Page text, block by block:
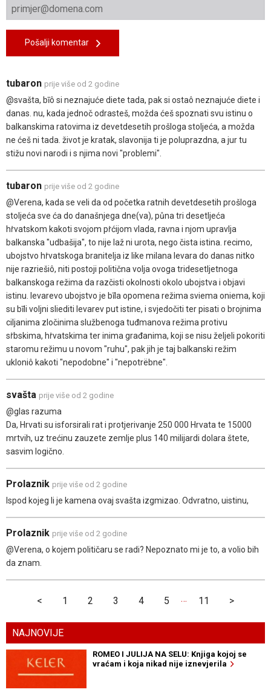
Pošalji komentar
tubaron prije više od 2 godine
@svašta, bīô si neznajuće diete tada, pak si ostaô neznajuće diete i
danas. nu, kada jednoč odrasteš, možda ćeš spoznati svu istinu o
balkanskima ratovima iz devetdesetih prošloga stoljeća, a možda
ne ćeš ni tada. život je kratak, slavonija ti je poluprazdna, a jur tu
stižu novi narodi i s njima novi "problemi".
tubaron prije više od 2 godine
@Verena, kada se veli da od početka ratnih devetdesetih prošloga
stoljeća sve ća do današnjega dne(va), půna tri desetljeća
hṙvatskom kakoti svojom pṙćijom vlada, ravna i njom upravlja
balkanska "udbašija", to nije laž ni urota, nego čista istina. recimo,
ubojstvo hṙvatskoga branitelja iz like milana levara do danas nitko
nije razriešiô, niti postoji politična volja ovoga tridesetljetnoga
balkanskoga režima da razčisti okolnosti okolo ubojstva i objavi
istinu. levarevo ubojstvo je bīla opomena režima sviema oniema, koji
su bīli voljni sliediti levarev put istine, i svjedočiti ter pisati o brojnima
ciljanima zločinima službenoga tuđmanova režima protivu
sṙbskima, hṙvatskima ter inima građanima, koji se nisu željeli pokoriti
staromu režimu u novom "ruhu", pak jih je taj balkanski režim
ukloniô kakoti "nepodobne" i "nepotrëbne".
svašta prije više od 2 godine
@glas razuma
Da, Hrvati su isforsirali rat i protjerivanje 250 000 Hrvata te 15000
mrtvih, uz trećinu zauzete zemlje plus 140 milijardi dolara štete,
sasvim logično.
Prolaznik prije više od 2 godine
Ispod kojeg li je kamena ovaj svašta izgmizao. Odvratno, uistinu,
Prolaznik prije više od 2 godine
@Verena, o kojem političaru se radi? Nepoznato mi je to, a volio bih
da znam.
< 1 2 3 4 5 … 11 >
NAJNOVIJE
ROMEO I JULIJA NA SELU: Knjiga kojoj se
vraćam i koja nikad nije iznevjerila